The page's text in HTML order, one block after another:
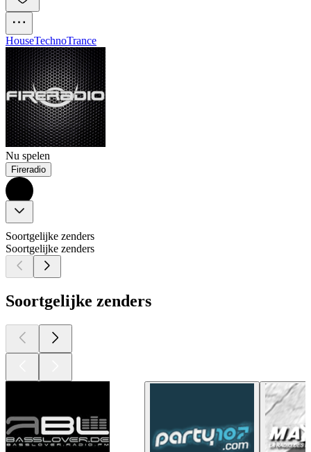
HouseTechnoTrance
Nu spelen
Fireradio
Soortgelijke zenders
Soortgelijke zenders
Soortgelijke zenders